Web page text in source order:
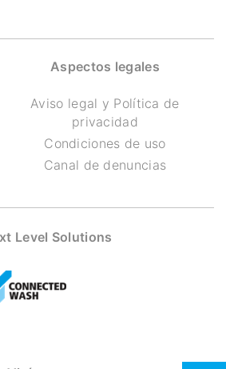
Aspectos legales
Aviso legal y Política de
privacidad
Condiciones de uso
Canal de denuncias
Level Solutions